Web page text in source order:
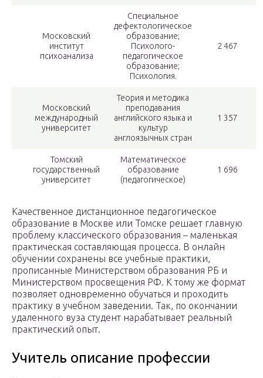
Московский
институт
психоанализа
Специальное
дефектологическое
образование;
Психолого-
педагогическое
образование;
Психология.
2 467
Московский
международный
университет
Теория и методика
преподавания
английского языка и
культур
англоязычных стран
1 357
Томский
государственный
университет
Математическое
образование
(педагогическое)
1 696
Качественное дистанционное педагогическое
образование в Москве или Томске решает главную
проблему классического образования – маленькая
практическая составляющая процесса. В онлайн
обучении сохранены все учебные практики,
прописанные Министерством образования РБ и
Министерством просвещения РФ. К тому же формат
позволяет одновременно обучаться и проходить
практику в учебном заведении. Так, по окончании
удаленного вуза студент нарабатывает реальный
практический опыт.
Учитель описание профессии